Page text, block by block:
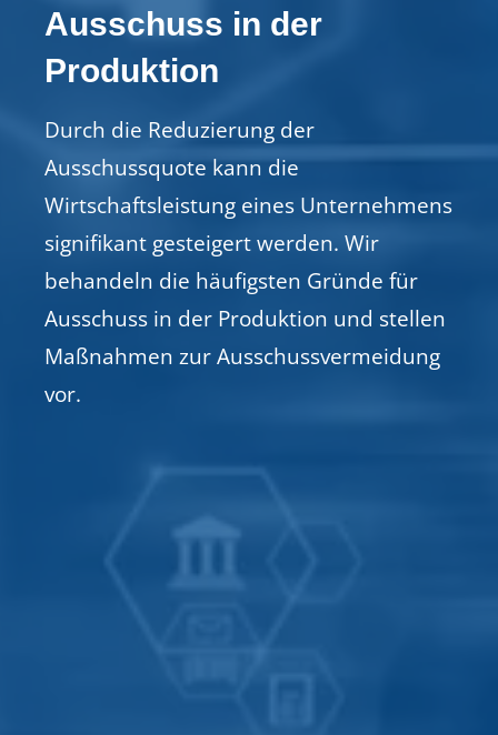
Ausschuss in der
Produktion
Durch die Reduzierung der
Ausschussquote kann die
Wirtschaftsleistung eines Unternehmens
signifikant gesteigert werden. Wir
behandeln die häufigsten Gründe für
Ausschuss in der Produktion und stellen
Maßnahmen zur Ausschussvermeidung
vor.